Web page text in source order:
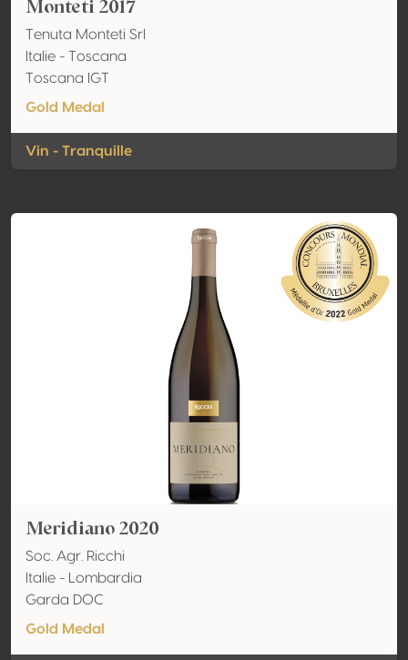
Monteti 2017
Tenuta Monteti Srl
Italie - Toscana
Toscana IGT
Gold Medal
Vin - Tranquille
Meridiano 2020
Soc. Agr. Ricchi
Italie - Lombardia
Garda DOC
Gold Medal